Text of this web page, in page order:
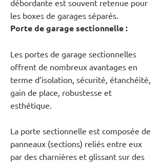
débordante est souvent retenue pour
les boxes de garages séparés.
Porte de garage sectionnelle :
Les portes de garage sectionnelles
offrent de nombreux avantages en
terme d’isolation, sécurité, étanchéité,
gain de place, robustesse et
esthétique.
La porte sectionnelle est composée de
panneaux (sections) reliés entre eux
par des charnières et glissant sur des